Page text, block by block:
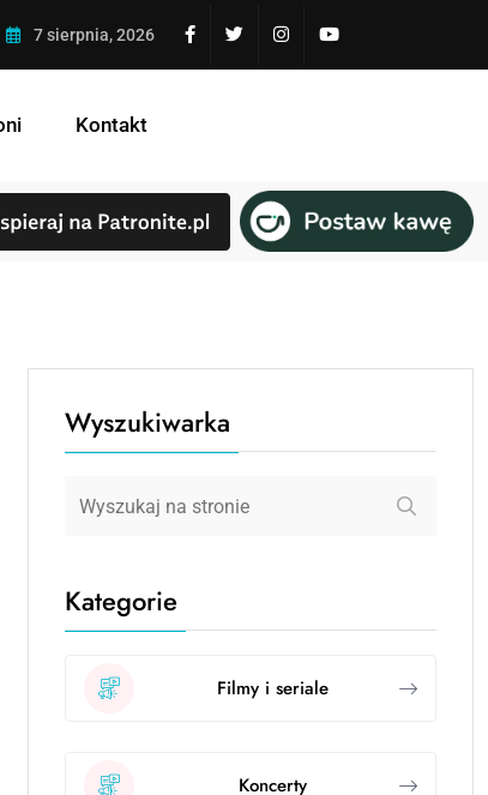
Niebezpieczne
7 sierpnia, 2026
Kontakt
Wyszukiwarka
Kategorie
Filmy i seriale
Koncerty